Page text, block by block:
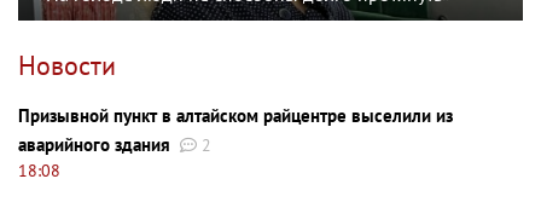
Новости
Призывной пункт в алтайском райцентре выселили из
аварийного здания
2
18:08